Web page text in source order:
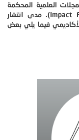
العلمية المحكمة
جودة التحكيم العلمي. معامل التأثير (Impact Factor). مدى انتشار
فيما يلي بعض